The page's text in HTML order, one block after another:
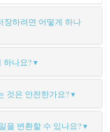
장하려면 어떻게 하나
하나요?
것은 안전한가요?
을 변환할 수 있나요?